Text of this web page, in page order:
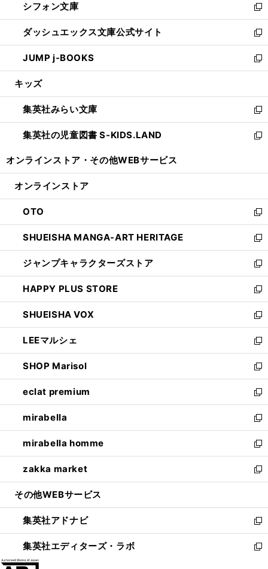
く
で
開
く
ィ
ン
ド
ウ
で
開
い
ウ
ィ
ン
ド
ウ
開
く
シフォン文庫
新
し
い
ウ
ィ
ン
ウ
で
開
く
ダッシュエックス文庫公式サイト
新
し
い
ウ
ン
ド
ウ
で
JUMP j-BOOKS
新
し
ウ
ィ
ン
ド
開
キッズ
集英社みらい文庫
新
し
い
ン
ウ
で
開
く
集英社の児童図書 S-KIDS.LAND
新
ウ
ン
ド
ウ
で
開
く
オンラインストア・ その他WEBサービス
オンラインストア
OTO
新
し
い
ウ
ィ
ン
ド
ウ
で
開
く
SHUEISHA MANGA-ART HERITAGE
新
し
い
ウ
ィ
ン
ド
ウ
で
開
く
ジャンプキャラクターズストア
新
し
い
ウ
ィ
ン
ド
ウ
で
開
く
HAPPY PLUS STORE
新
し
い
ウ
ィ
ン
ド
ウ
で
開
く
SHUEISHA VOX
新
し
い
ウ
ィ
ン
ド
ウ
で
開
く
LEEマルシェ
新
し
い
ウ
ィ
ン
ド
ウ
で
開
く
SHOP Marisol
新
し
い
ウ
ィ
ン
ド
ウ
で
開
eclat premium
新
し
い
ウ
ィ
ン
ド
ウ
開
く
mirabella
新
し
い
ウ
ィ
ン
ウ
で
開
く
mirabella homme
新
し
い
ウ
ン
ド
ウ
で
zakka market
新
し
ウ
ィ
ン
ド
その他WEBサービス
集英社アドナビ
新
し
い
集英社エディターズ・ラボ
新